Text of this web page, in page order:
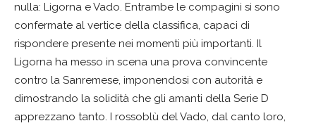
nulla: Ligorna e Vado. Entrambe le compagini si sono
confermate al vertice della classifica, capaci di
rispondere presente nei momenti più importanti. Il
Ligorna ha messo in scena una prova convincente
contro la Sanremese, imponendosi con autorità e
dimostrando la solidità che gli amanti della Serie D
apprezzano tanto. I rossoblù del Vado, dal canto loro,